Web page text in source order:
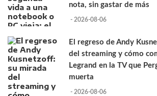
nota, sin gastar de más
- 2026-08-06
El regreso de Andy
del streaming y cómo
Legrand en la TV que
muerta
- 2026-08-06